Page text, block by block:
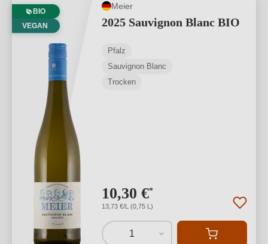
BIO
VEGAN
Meier
2025 Sauvignon Blanc BIO
Pfalz
Sauvignon Blanc
Trocken
10,30 €*
13,73 €/L (0,75 L)
1